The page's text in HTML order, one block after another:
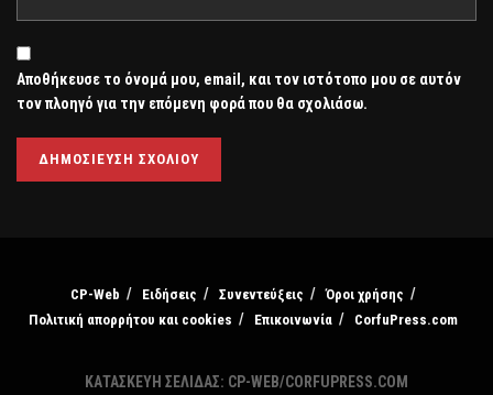
Αποθήκευσε το όνομά μου, email, και τον ιστότοπο μου σε αυτόν
τον πλοηγό για την επόμενη φορά που θα σχολιάσω.
CP-Web Ειδήσεις Συνεντεύξεις
Όροι χρήσης
Πολιτική απορρήτου και cookies
Επικοινωνία CorfuPress.com
ΚΑΤΑΣΚΕΥΗ ΣΕΛΙΔΑΣ: CP-WEB/CORFUPRESS.COM